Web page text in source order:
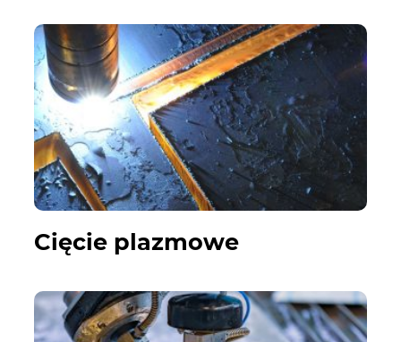
Cięcie plazmowe